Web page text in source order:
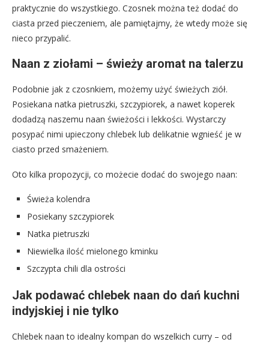
praktycznie do wszystkiego. Czosnek można też dodać do
ciasta przed pieczeniem, ale pamiętajmy, że wtedy może się
nieco przypalić.
Naan z ziołami – świeży aromat na talerzu
Podobnie jak z czosnkiem, możemy użyć świeżych ziół.
Posiekana natka pietruszki, szczypiorek, a nawet koperek
dodadzą naszemu naan świeżości i lekkości. Wystarczy
posypać nimi upieczony chlebek lub delikatnie wgnieść je w
ciasto przed smażeniem.
Oto kilka propozycji, co możecie dodać do swojego naan:
Świeża kolendra
Posiekany szczypiorek
Natka pietruszki
Niewielka ilość mielonego kminku
Szczypta chili dla ostrości
Jak podawać chlebek naan do dań kuchni
indyjskiej i nie tylko
Chlebek naan to idealny kompan do wszelkich curry – od